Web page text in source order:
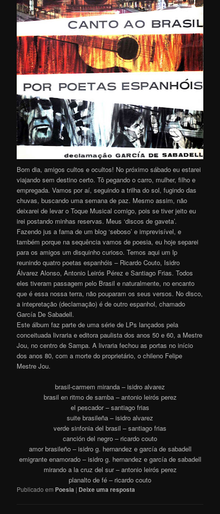
Bom dia, amigos cultos e ocultos! No próximo sábado eu estarei
viajando sem destino certo. Tô pegando o carro, mulher, filho e
empregada. Vamos por aí, seguindo a trilha do sol, fugindo das
chuvas, buscando uma semana de paz. Mesmo assim, não
deixarei de levar o Toque Musical comigo, pois se tiver jeito eu
irei postando minhas reservas. Meus ‘discos de gaveta’.
Fazendo jus a fama de um blog ‘seboso’ e imprevisível, e
também porque na sequência vamos de poesia, eu hoje separei
para os amigos um disquinho curioso. Temos aqui um lp
reunindo quatro poetas espanhóis – Ricardo Couto, Isidro
Álvarez Alonso, Antonio Leirós Pérez e Santiago Frias. Todos
eles tiveram passagem pelo Brasil e naturalmente, no encanto
que é essa nossa terra, não pouparam os seus versos. No disco,
a intepretação (declamação) é de outro espanhol, chamado
García De Sabadell.
Este álbum faz parte de uma série de LPs lançados pela
conceituada livraria e editora paulista dos anos 50 e 60, a Mestre
Jou, no centro de Sampa. A livraria fechou as portas no início
dos anos 80, com a morte do proprietário, o chileno Felipe
Mestre Jou.
brasil-carmem miranda – isidro alvarez
brasil en ritmo de samba – antonio leirós perez
el pescador – santiago frias
suite brasileña – isidro alvarez
verde sinfonia del brasil – santiago frias
canción del negro – ricardo couto
amor brasileño – isidro g. hernandez e garcía de sabadell
emigrante enamorado – isidro g. hernandez e garcía de sabadell
mirando a la cruz del sur – antonio leirós perez
planalto de fé – ricardo couto
Publicado em Poesia | Deixe uma resposta